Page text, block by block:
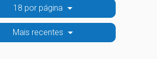
18 por página
Mais recentes